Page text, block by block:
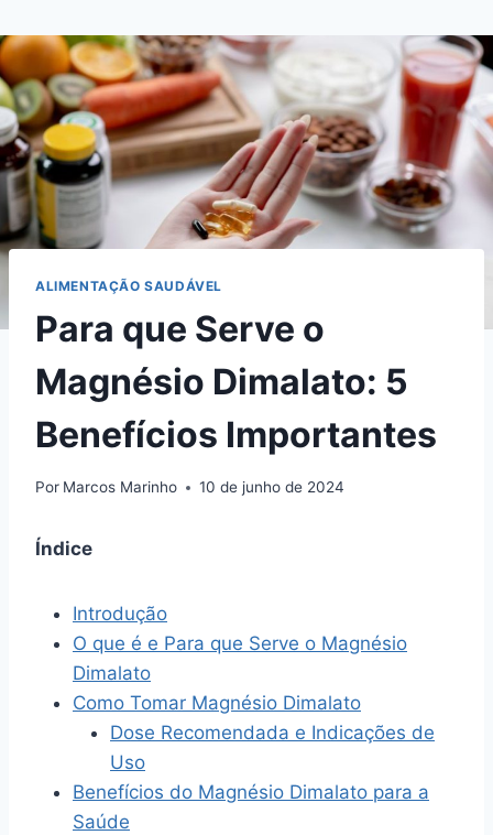
para
o
Conteúdo
ALIMENTAÇÃO SAUDÁVEL
Para que Serve o
Magnésio Dimalato: 5
Benefícios Importantes
Por Marcos Marinho 10 de junho de 2024
Índice
Introdução
O que é e Para que Serve o Magnésio
Dimalato
Como Tomar Magnésio Dimalato
Dose Recomendada e Indicações de
Uso
Benefícios do Magnésio Dimalato para a
Saúde